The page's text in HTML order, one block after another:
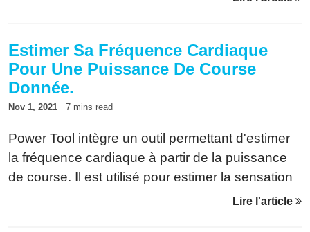
Estimer Sa Fréquence Cardiaque
Pour Une Puissance De Course
Donnée.
Nov 1, 2021 7 mins read
Power Tool intègre un outil permettant d'estimer
la fréquence cardiaque à partir de la puissance
de course. Il est utilisé pour estimer la sensation
au courant d'un entraînement. Il est maintenant
Lire l'article